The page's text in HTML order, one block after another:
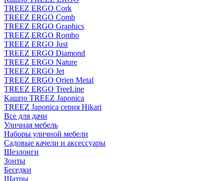
TREEZ ERGO Cork
TREEZ ERGO Comb
TREEZ ERGO Graphics
TREEZ ERGO Rombo
TREEZ ERGO Just
TREEZ ERGO Diamond
TREEZ ERGO Nature
TREEZ ERGO Jet
TREEZ ERGO Orien Metal
TREEZ ERGO TreeLine
Кашпо TREEZ Japonica
TREEZ Japonica серия Hikari
Все для дачи
Уличная мебель
Наборы уличной мебели
Садовые качели и аксессуары
Шезлонги
Зонты
Беседки
Шатры